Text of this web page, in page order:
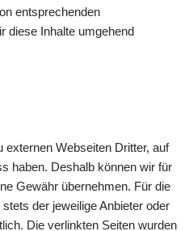
entsprechenden
diese Inhalte umgehend
externen Webseiten Dritter, auf
haben. Deshalb können wir für
Gewähr übernehmen. Für die
der jeweilige Anbieter oder
Die verlinkten Seiten wurden